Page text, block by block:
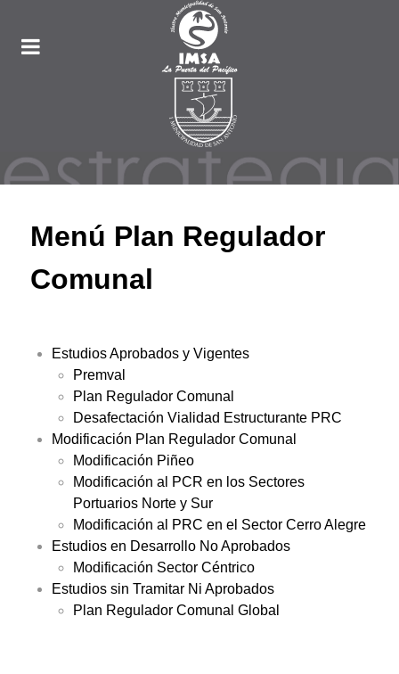
Menú Plan Regulador
Comunal
Estudios Aprobados y Vigentes
Premval
Plan Regulador Comunal
Desafectación Vialidad Estructurante PRC
Modificación Plan Regulador Comunal
Modificación Piñeo
Modificación al PCR en los Sectores
Portuarios Norte y Sur
Modificación al PRC en el Sector Cerro Alegre
Estudios en Desarrollo No Aprobados
Modificación Sector Céntrico
Estudios sin Tramitar Ni Aprobados
Plan Regulador Comunal Global